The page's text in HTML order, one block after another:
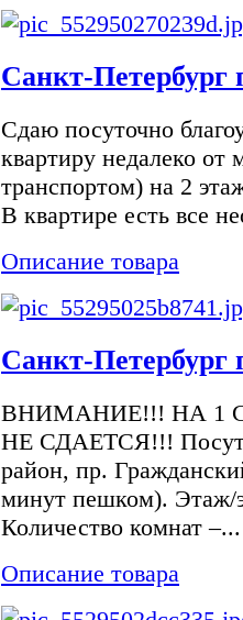
Санкт-Петербург
Сдаю посуточно
квартиру недалеко
транспортом) на 2
В квартире есть все
Описание товара
Санкт-Петербург
ВНИМАНИЕ!!! НА 1
НЕ СДАЕТСЯ!!!
район, пр.
минут пешком). Этаж/
Количество комнат –...
Описание товара